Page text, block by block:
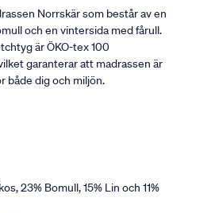
Norrskär som består av en
och en vintersida med fårull.
är ÖKO-tex 100
garanterar att madrassen är
både dig och miljön.
23% Bomull, 15% Lin och 11%